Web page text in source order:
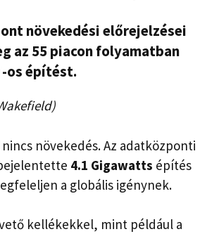
növekedési előrejelzései
az 55 piacon folyamatban
-os építést.
növekedés. Az adatközponti
4.1 Gigawatts építés
a globális igénynek.
kellékekkel, mint például a